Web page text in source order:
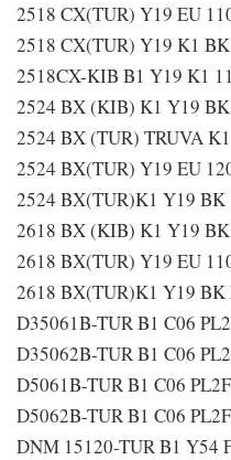
2518 CX(TUR) Y19 EU
2518 CX(TUR) Y19 K1
2518CX-KIB B1 Y19 K1
2524 BX (KIB) K1 Y19
2524 BX (TUR) TRUVA
2524 BX(TUR) Y19 EU
2524 BX(TUR)K1 Y19 BK
2618 BX (KIB) K1 Y19
2618 BX(TUR) Y19 EU
2618 BX(TUR)K1 Y19 BK
D35061B-TUR B1 C06
D35062B-TUR B1 C06
D5061B-TUR B1 C06
D5062B-TUR B1 C06
DNM 15120-TUR B1 Y54